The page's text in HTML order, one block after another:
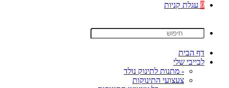
0 עגלת קניות
דף הבית
לבייבי שלי
- מתנות לתינוק נולד
צעצועי התינוקות